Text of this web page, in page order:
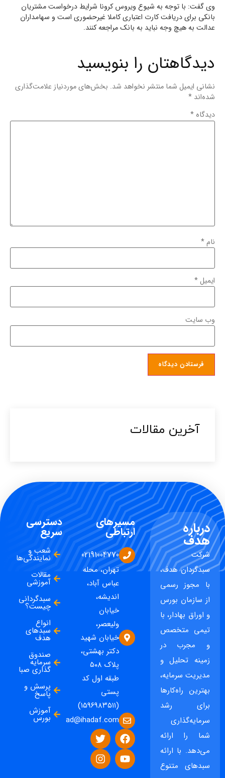
وی گفت: با توجه به شیوع ویروس کرونا شرایط درخواست مشتریان
بانکی برای دریافت کارت اعتباری کاملا غیرحضوری است و سهامداران
عدالت به هیچ وجه نباید به بانک مراجعه کنند.
دیدگاهتان را بنویسید
نشانی ایمیل شما منتشر نخواهد شد. بخش‌های موردنیاز علامت‌گذاری
شده‌اند *
دیدگاه *
نام*
ایمیل*
وب‌ سایت
آخرین مقالات​
درباره
هدف
شرکت
سبدگردان هدف،
با مجوز رسمی
از سازمان بورس
و اوراق بهادار، با
تیمی متخصص
و مجرب در
زمینه تحلیل و
مدیریت سرمایه،
بهترین راه‌کارها
برای رشد
سرمایه‌گذاری
شما را ارائه
می‌دهد. با ارائه
سبدهای متنوع
مسیرهای
ارتباطی
02191004770
تهران، محله
عباس آباد،
اندیشه،
خیابان
ولیعصر،
خیابان شهید
دکتر بهشتی،
پلاک ۵۰۸
طبقه اول کد
پستی
(۱۵۹۶۹۸۳۵۱۱)
ad@ihadaf.com
دسترسی
سریع
شعب و
نمایندگی‌ها
مقالات
آموزشی
سبدگردانی
چیست؟
انواع
سبدهای
هدف
صندوق
سرمایه
گذاری صبا
پرسش و
پاسخ
آموزش
بورس